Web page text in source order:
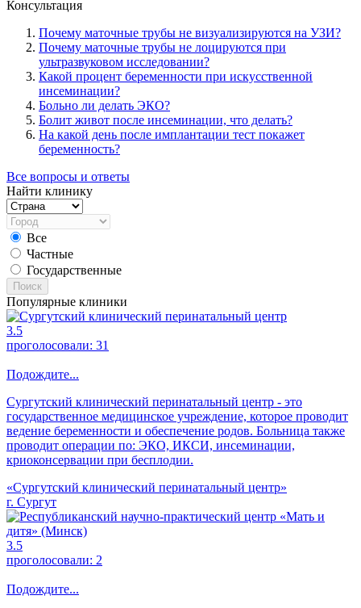
Консультация
Почему маточные трубы не визуализируются на УЗИ?
Почему маточные трубы не лоцируются при
ультразвуковом исследовании?
Какой процент беременности при искусственной
инсеминации?
Больно ли делать ЭКО?
Болит живот после инсеминации, что делать?
На какой день после имплантации тест покажет
беременность?
Все вопросы и ответы
Найти клинику
Все
Частные
Государственные
Поиск
Популярные клиники
3.5
проголосовали: 31
Подождите...
Сургутский клинический перинатальный центр - это
государственное медицинское учреждение, которое проводит
ведение беременности и обеспечение родов. Больница также
проводит операции по: ЭКО, ИКСИ, инсеминации,
криоконсервации при бесплодии.
«Сургутский клинический перинатальный центр»
г. Сургут
3.5
проголосовали: 2
Подождите...